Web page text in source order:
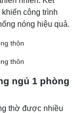
công trình
nóng hiệu quả.
ngủ 1 phòng
thờ được nhiều